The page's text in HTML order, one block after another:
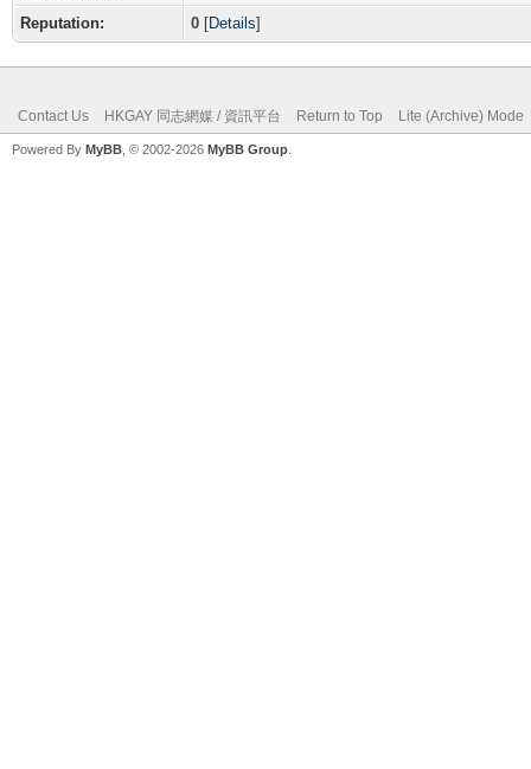
Reputation: 0 [Details]
Contact Us HKGAY 同志網媒 / 資訊平台 Return to Top Lite (Archive) Mode
Powered By MyBB , © 2002-2026 MyBB Group